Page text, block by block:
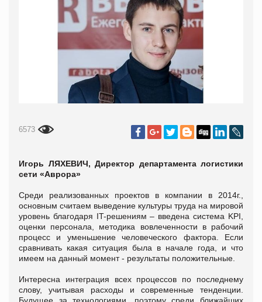
6573
Игорь ЛЯХЕВИЧ, Директор департамента логистики
сети «Аврора»
Среди реализованных проектов в компании в 2014г.,
основным считаем выведение культуры труда на мировой
уровень благодаря IT-решениям – введена система KPI,
оценки персонала, методика вовлеченности в рабочий
процесс и уменьшение человеческого фактора. Если
сравнивать какая ситуация была в начале года, и что
имеем на данный момент - результаты положительные.
Интересна интеграция всех процессов по последнему
слову, учитывая расходы и современные тенденции.
Будущее за технологиями, поэтому среди ближайших